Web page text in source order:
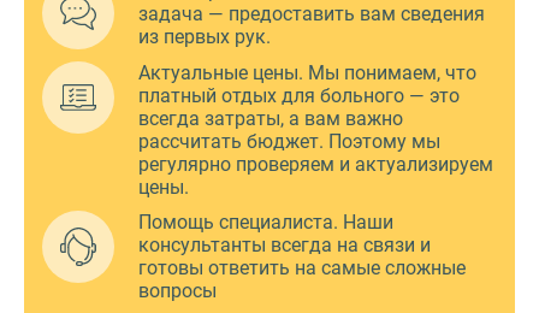
задача — предоставить вам сведения
из первых рук.
Актуальные цены. Мы понимаем, что
платный отдых для больного — это
всегда затраты, а вам важно
рассчитать бюджет. Поэтому мы
регулярно проверяем и актуализируем
цены.
Помощь специалиста. Наши
консультанты всегда на связи и
готовы ответить на самые сложные
вопросы